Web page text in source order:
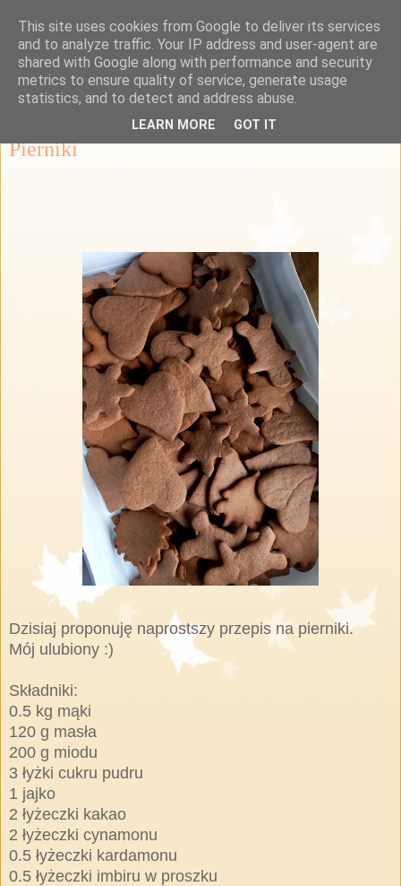
Przepisy Margaretki
Pierniki
Dzisiaj proponuję naprostszy przepis na pierniki.
Mój ulubiony :)
Składniki:
0.5 kg mąki
120 g masła
200 g miodu
3 łyżki cukru pudru
1 jajko
2 łyżeczki kakao
2 łyżeczki cynamonu
0.5 łyżeczki kardamonu
0.5 łyżeczki imbiru w proszku
This site uses cookies from Google to deliver its services
and to analyze traffic. Your IP address and user-agent are
shared with Google along with performance and security
metrics to ensure quality of service, generate usage
statistics, and to detect and address abuse.
LEARN MORE GOT IT